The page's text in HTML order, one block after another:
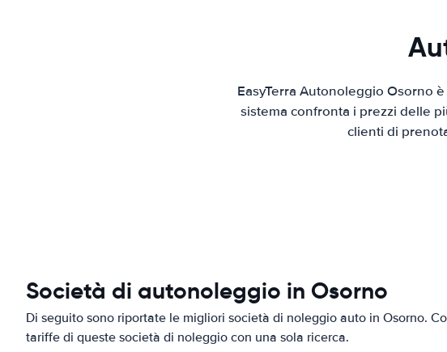
EasyTerra Autonoleggio Osorno
sistema confronta i prezzi delle
clienti di
Società di autonoleggio in Osorno
Di seguito sono riportate le migliori società di noleggio auto in Osorno.
tariffe di queste società di noleggio con una sola ricerca.